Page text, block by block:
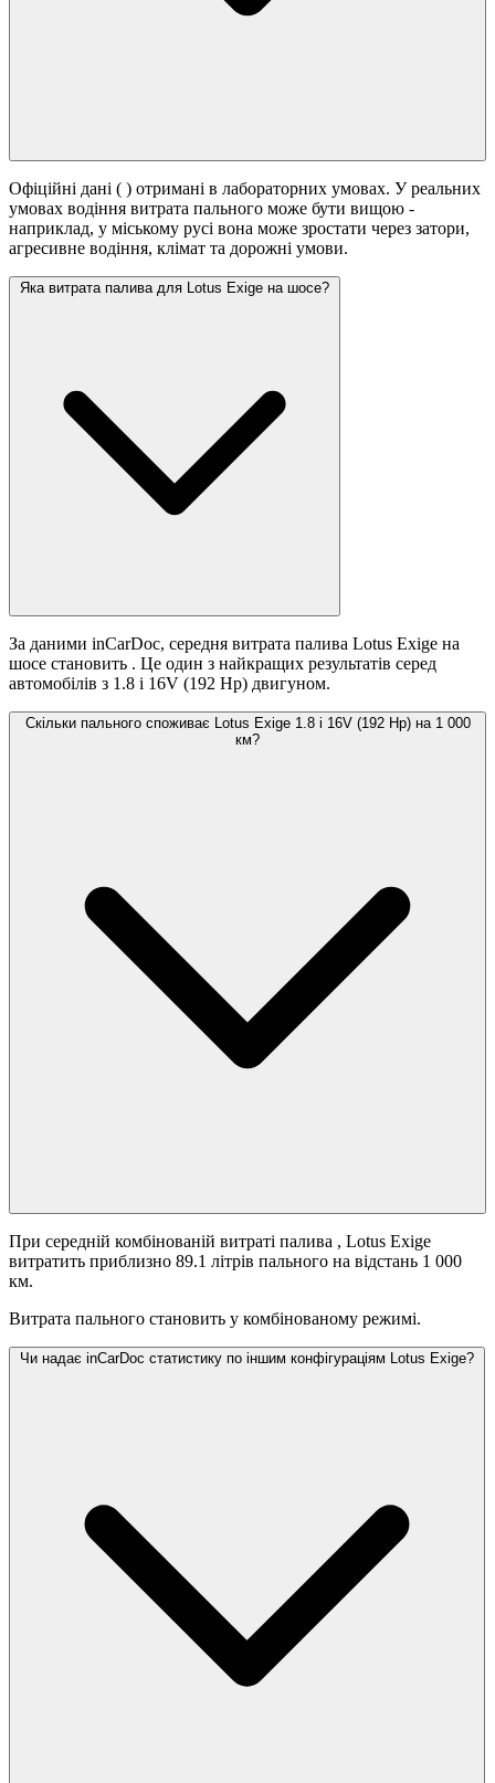
Офіційні дані ( ) отримані в лабораторних умовах. У реальних
умовах водіння витрата пального може бути вищою -
наприклад, у міському русі вона може зростати через затори,
агресивне водіння, клімат та дорожні умови.
Яка витрата палива для Lotus Exige на шосе?
За даними inCarDoc, середня витрата палива Lotus Exige на
шосе становить . Це один з найкращих результатів серед
автомобілів з 1.8 i 16V (192 Hp) двигуном.
Скільки пального споживає Lotus Exige 1.8 i 16V (192 Hp) на 1 000
км?
При середній комбінованій витраті палива , Lotus Exige
витратить приблизно 89.1 літрів пального на відстань 1 000
км.
Витрата пального становить у комбінованому режимі.
Чи надає inCarDoc статистику по іншим конфігураціям Lotus Exige?